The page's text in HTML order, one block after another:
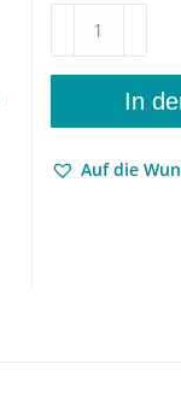
deutschen
im
In
Auf die